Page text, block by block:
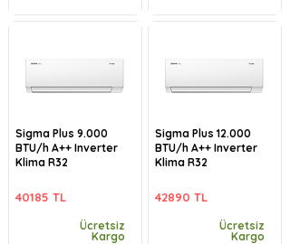
Sigma Plus 9.000
BTU/h A++ Inverter
Klima R32
40185 TL
Ücretsiz
Kargo
Sigma Plus 12.000
BTU/h A++ Inverter
Klima R32
42890 TL
Ücretsiz
Kargo